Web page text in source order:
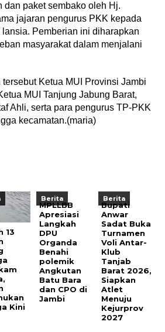
dan paket sembako oleh Hj.
jajaran pengurus PKK kepada
Pemberian ini diharapkan
masyarakat dalam menjalani
Ketua MUI Provinsi Jambi
MUI Tanjung Jabung Barat,
Ahli, serta para pengurus TP-PKK
kecamatan.(maria)
13
Kini
Berita
MPLLBB
Apresiasi
Langkah
DPU
Organda
Benahi
polemik
Angkutan
Batu Bara
dan CPO di
Jambi
Berita
Bupati
Anwar
Sadat Buka
Turnamen
Voli Antar-
Klub
Tanjab
Barat 2026,
Siapkan
Atlet
Menuju
Kejurprov
2027